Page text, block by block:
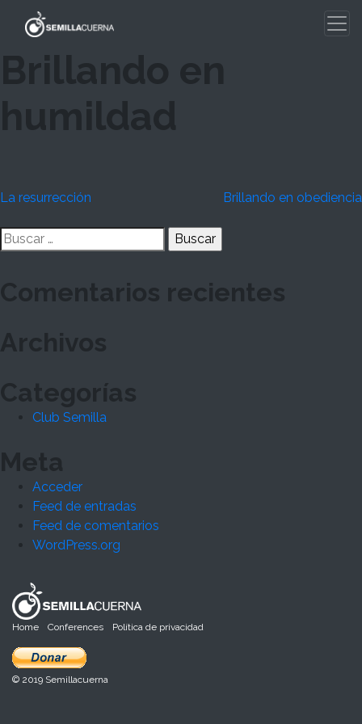
Brillando en
humildad
Navegación
de
La resurrección Brillando en obediencia
Buscar:
Comentarios recientes
Archivos
Categorías
Club Semilla
Meta
Acceder
Feed de entradas
Feed de comentarios
WordPress.org
Home Conferences Política de privacidad
© 2019 Semillacuerna